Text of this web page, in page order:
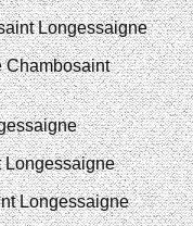
Longessaigne
Chambosaint
Longessaigne
Longessaigne